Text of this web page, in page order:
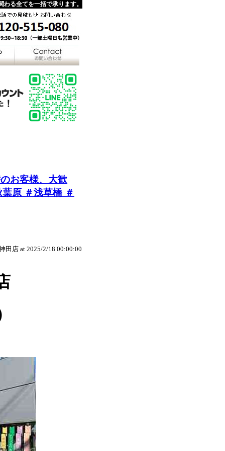
る全てを一括で承ります。
お客様、大歓
原 ＃浅草橋 ＃
田店 at 2025/2/18 00:00:00